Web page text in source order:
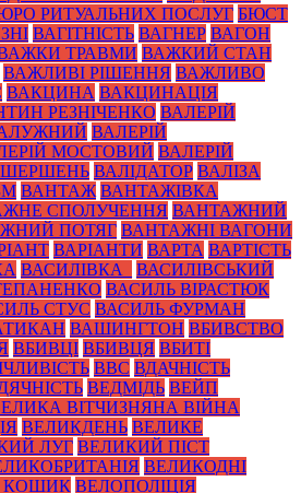
РИТУАЛЬНИХ ПОСЛУГ БЮСТ
ВАГІТНІСТЬ ВАГНЕР ВАГОН
ТРАВМИ ВАЖКИЙ СТАН
ВАЖЛИВІ РІШЕННЯ ВАЖЛИВО
ВАКЦИНА ВАКЦИНАЦІЯ
РЕЗНІЧЕНКО ВАЛЕРІЙ
ВАЛЕРІЙ
МОСТОВИЙ ВАЛЕРІЙ
ШЕРШЕНЬ ВАЛІДАТОР ВАЛІЗА
ВАНТАЖ ВАНТАЖІВКА
СПОЛУЧЕННЯ ВАНТАЖНИЙ
ПОТЯГ ВАНТАЖНІ ВАГОНИ
ВАРІАНТИ ВАРТА ВАРТІСТЬ
ВАСИЛІВКА_
ВАСИЛІВСЬКИЙ
ВАСИЛЬ ВІРАСТЮК
СТУС ВАСИЛЬ ФУРМАН
ВАШИНГТОН ВБИВСТВО
ВБИВЦІ ВБИВЦЯ ВБИТІ
ВВС ВДАЧНІСТЬ
ВЕДМІДЬ ВЕЙП
ВІТЧИЗНЯНА ВІЙНА
ВЕЛИКДЕНЬ ВЕЛИКЕ
ЛУГ ВЕЛИКИЙ ПІСТ
ВЕЛИКОДНІ
КОШИК ВЕЛОПОЛІЦІЯ